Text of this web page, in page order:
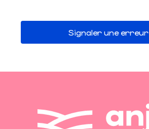
Signaler une erreur